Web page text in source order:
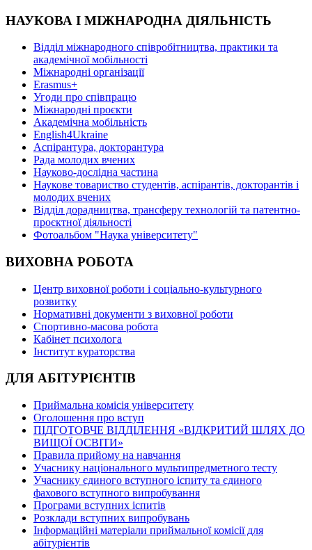
НАУКОВА І МІЖНАРОДНА ДІЯЛЬНІСТЬ
Відділ міжнародного співробітництва, практики та
академічної мобільності
Міжнародні організації
Erasmus+
Угоди про співпрацю
Міжнародні проєкти
Академічна мобільність
English4Ukraine
Аспірантура, докторантура
Рада молодих вчених
Науково-дослідна частина
Наукове товариство студентів, аспірантів, докторантів і
молодих вчених
Відділ дорадництва, трансферу технологій та патентно-
проєктної діяльності
Фотоальбом "Наука університету"
ВИХОВНА РОБОТА
Центр виховної роботи і соціально-культурного
розвитку
Нормативні документи з виховної роботи
Спортивно-масова робота
Кабінет психолога
Інститут кураторства
ДЛЯ АБІТУРІЄНТІВ
Приймальна комісія університету
Оголошення про вступ
ПІДГОТОВЧЕ ВІДДІЛЕННЯ «ВІДКРИТИЙ ШЛЯХ ДО
ВИЩОЇ ОСВІТИ»
Правила прийому на навчання
Учаснику національного мультипредметного тесту
Учаснику єдиного вступного іспиту та єдиного
фахового вступного випробування
Програми вступних іспитів
Розклади вступних випробувань
Інформаційні матеріали приймальної комісії для
абітурієнтів